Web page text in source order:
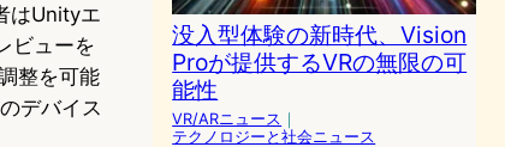
はUnityエ
ビューを
整を可能
デバイス
没入型体験の新時代、Vision
Proが提供するVRの無限の可
能性
VR/ARニュース ｜
テクノロジーと社会ニュース